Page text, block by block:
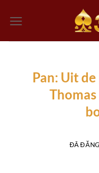
đến
Pan: Uit
ĐÃ